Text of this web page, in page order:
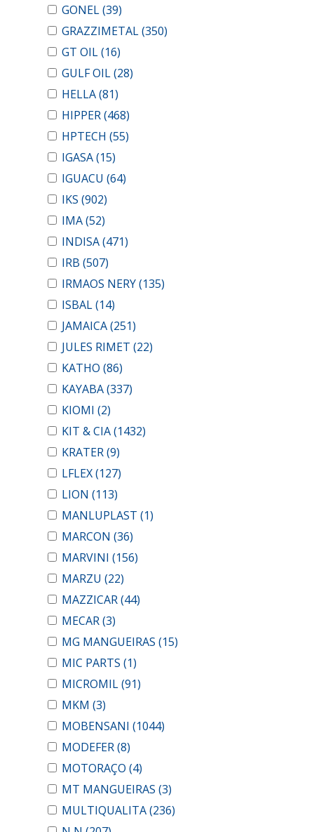
GONEL(39)
GRAZZIMETAL(350)
GT OIL(16)
GULF OIL(28)
HELLA(81)
HIPPER(468)
HPTECH (55)
IGASA(15)
IGUACU (64)
IKS (902)
IMA(52)
INDISA(471)
IRB (507)
IRMAOS NERY(135)
ISBAL(14)
JAMAICA(251)
JULES RIMET (22)
KATHO (86)
KAYABA(337)
KIOMI (2)
KIT & CIA(1432)
KRATER(9)
LFLEX(127)
LION (113)
MANLUPLAST (1)
MARCON (36)
MARVINI (156)
MARZU (22)
MAZZICAR(44)
MECAR(3)
MG MANGUEIRAS (15)
MIC PARTS (1)
MICROMIL(91)
MKM (3)
MOBENSANI (1044)
MODEFER(8)
MOTORAÇO (4)
MT MANGUEIRAS (3)
MULTIQUALITA(236)